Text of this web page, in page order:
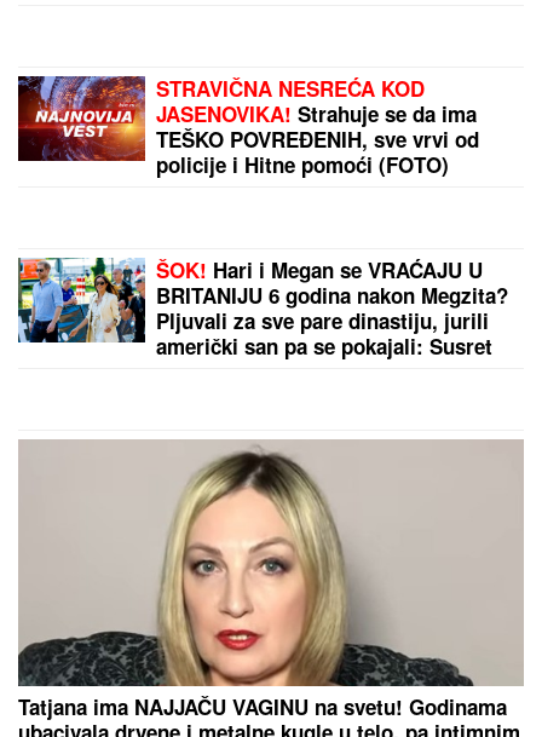
nepriznatog sina Asmina Durdžića, a
sada je otkriven njegov identitet i
zapravo je reč o poznatoj osobi!